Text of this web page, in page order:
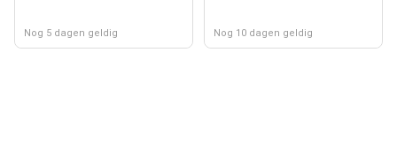
Nog 5 dagen geldig Nog 10 dagen geldig